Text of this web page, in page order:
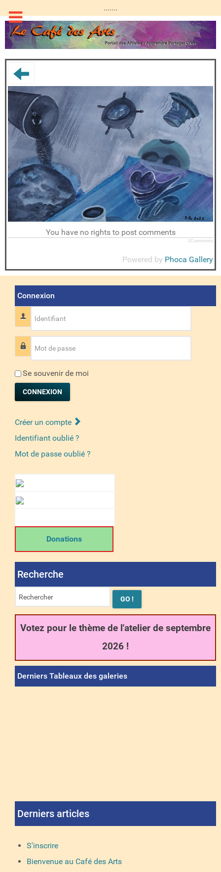
.......
You have no rights to post comments
JComments
Powered by Phoca Gallery
Connexion
Identifiant
Mot de passe
Se souvenir de moi
CONNEXION
Créer un compte
Identifiant oublié ?
Mot de passe oublié ?
Donations
Recherche
Votez pour le thème de l'atelier de septembre
2026 !
Derniers Tableaux des galeries
Derniers articles
S'inscrire
Bienvenue au Café des Arts